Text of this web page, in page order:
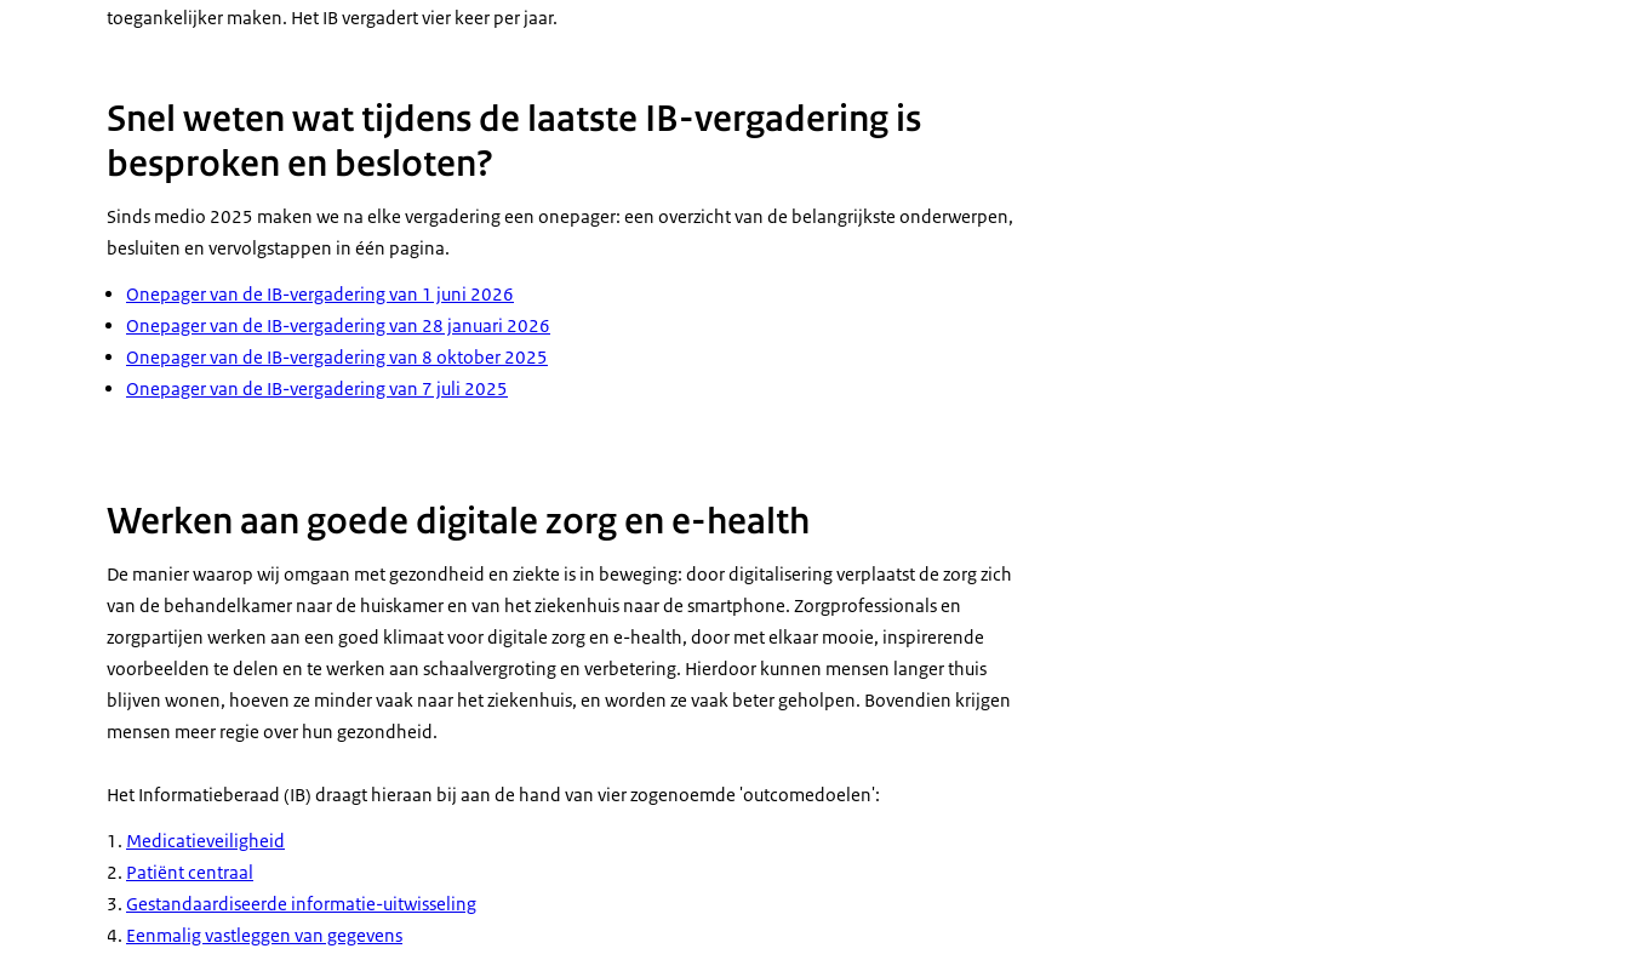
toegankelijker maken. Het IB vergadert vier keer per jaar.
Snel weten wat tijdens de laatste IB-vergadering is
besproken en besloten?
Sinds medio 2025 maken we na elke vergadering een onepager: een overzicht van de belangrijkste onderwerpen,
besluiten en vervolgstappen in één pagina.
Onepager van de IB-vergadering van 1 juni 2026
Onepager van de IB-vergadering van 28 januari 2026
Onepager van de IB-vergadering van 8 oktober 2025
Onepager van de IB-vergadering van 7 juli 2025
Werken aan goede digitale zorg en e-health
De manier waarop wij omgaan met gezondheid en ziekte is in beweging: door digitalisering verplaatst de zorg zich
van de behandelkamer naar de huiskamer en van het ziekenhuis naar de smartphone. Zorgprofessionals en
zorgpartijen werken aan een goed klimaat voor digitale zorg en e-health, door met elkaar mooie, inspirerende
voorbeelden te delen en te werken aan schaalvergroting en verbetering. Hierdoor kunnen mensen langer thuis
blijven wonen, hoeven ze minder vaak naar het ziekenhuis, en worden ze vaak beter geholpen. Bovendien krijgen
mensen meer regie over hun gezondheid.
Het Informatieberaad (IB) draagt hieraan bij aan de hand van vier zogenoemde 'outcomedoelen':
Medicatieveiligheid
Patiënt centraal
Gestandaardiseerde informatie-uitwisseling
Eenmalig vastleggen van gegevens